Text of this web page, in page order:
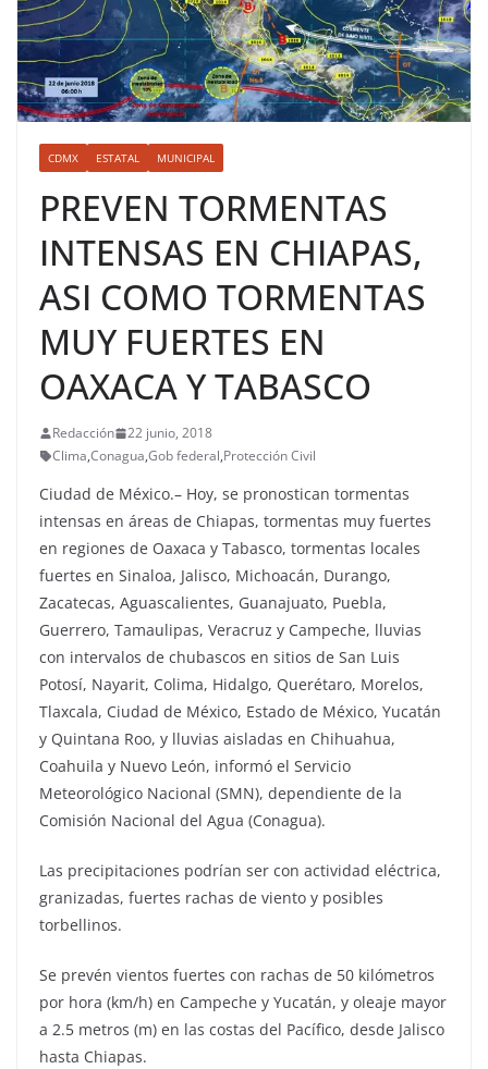
CDMX ESTATAL MUNICIPAL
PREVEN TORMENTAS
INTENSAS EN CHIAPAS,
ASI COMO TORMENTAS
MUY FUERTES EN
OAXACA Y TABASCO
Redacción
22 junio, 2018
Clima,Conagua,Gob federal,Protección Civil
Ciudad de México.– Hoy, se pronostican tormentas
intensas en áreas de Chiapas, tormentas muy fuertes
en regiones de Oaxaca y Tabasco, tormentas locales
fuertes en Sinaloa, Jalisco, Michoacán, Durango,
Zacatecas, Aguascalientes, Guanajuato, Puebla,
Guerrero, Tamaulipas, Veracruz y Campeche, lluvias
con intervalos de chubascos en sitios de San Luis
Potosí, Nayarit, Colima, Hidalgo, Querétaro, Morelos,
Tlaxcala, Ciudad de México, Estado de México, Yucatán
y Quintana Roo, y lluvias aisladas en Chihuahua,
Coahuila y Nuevo León, informó el Servicio
Meteorológico Nacional (SMN), dependiente de la
Comisión Nacional del Agua (Conagua).
Las precipitaciones podrían ser con actividad eléctrica,
granizadas, fuertes rachas de viento y posibles
torbellinos.
Se prevén vientos fuertes con rachas de 50 kilómetros
por hora (km/h) en Campeche y Yucatán, y oleaje mayor
a 2.5 metros (m) en las costas del Pacífico, desde Jalisco
hasta Chiapas.